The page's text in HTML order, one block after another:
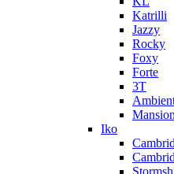
Katrilli
Jazzy
Rocky
Foxy
Forte
3T
Mansion
Iko